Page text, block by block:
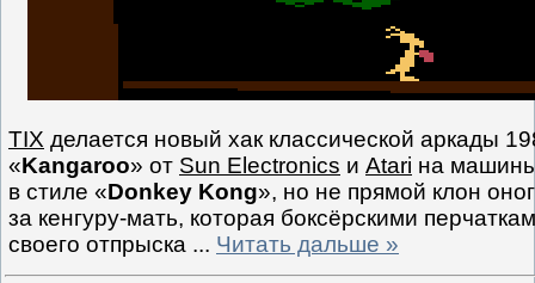
TIX делается новый хак классической аркады
«Kangaroo» от Sun Electronics и Atari на
в стиле «Donkey Kong», но не прямой клон
за кенгуру-мать, которая боксёрскими
своего отпрыска ... Читать дальше »